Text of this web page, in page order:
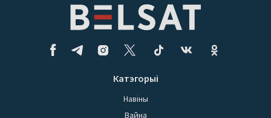
Катэгорыі
Навіны
Вайна